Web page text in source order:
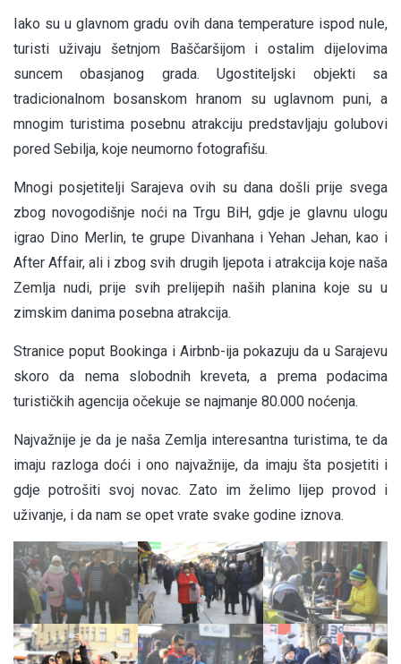
Iako su u glavnom gradu ovih dana temperature ispod nule,
turisti uživaju šetnjom Baščaršijom i ostalim dijelovima
suncem obasjanog grada. Ugostiteljski objekti sa
tradicionalnom bosanskom hranom su uglavnom puni, a
mnogim turistima posebnu atrakciju predstavljaju golubovi
pored Sebilja, koje neumorno fotografišu.
Mnogi posjetitelji Sarajeva ovih su dana došli prije svega
zbog novogodišnje noći na Trgu BiH, gdje je glavnu ulogu
igrao Dino Merlin, te grupe Divanhana i Yehan Jehan, kao i
After Affair, ali i zbog svih drugih ljepota i atrakcija koje naša
Zemlja nudi, prije svih prelijepih naših planina koje su u
zimskim danima posebna atrakcija.
Stranice poput Bookinga i Airbnb-ija pokazuju da u Sarajevu
skoro da nema slobodnih kreveta, a prema podacima
turističkih agencija očekuje se najmanje 80.000 noćenja.
Najvažnije je da je naša Zemlja interesantna turistima, te da
imaju razloga doći i ono najvažnije, da imaju šta posjetiti i
gdje potrošiti svoj novac. Zato im želimo lijep provod i
uživanje, i da nam se opet vrate svake godine iznova.